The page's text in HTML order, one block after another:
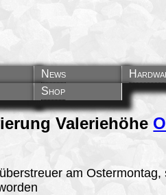
News
Shop
Valeriehöhe
am Ostermontag,